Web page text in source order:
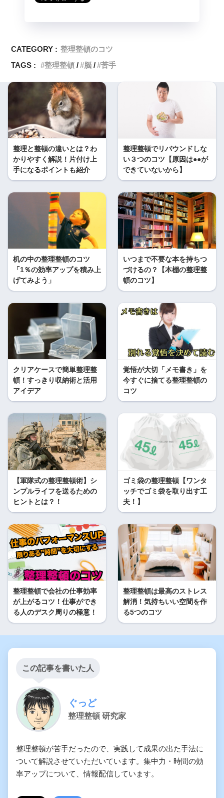
CATEGORY : 整理整頓のコツ
TAGS :
整理整頓 脳 苦手
整理と整頓の違いとは？わ
かりやすく解説！片付け上
手になるポイントも紹介
整理整頓でリバウンドしな
い３つのコツ【原因は●●が
できていないから】
机の中の整理整頓のコツ
「1％の効率アップを積み上
げてみよう」
いつまで不要な本を持ちつ
づけるの？【本棚の整理整
頓のコツ】
クリアケースで簡単整理整
頓！すっきり収納術と活用
アイデア
覚悟が大切「メモ書き」を
今すぐに捨てる整理整頓の
コツ
【軍隊式の整理整頓術】シ
ンプルライフを送るための
ヒントとは？！
ゴミ袋の整理整頓【ワンタ
ッチでゴミ袋を取り出す工
夫！】
整理整頓で会社の仕事効率
が上がるコツ！仕事ができ
る人のデスク周りの極意！
整理整頓は最高のストレス
解消！気持ちいい空間を作
る5つのコツ
この記事を書いた人
ぐっど
整理整頓 研究家
整理整頓が苦手だったので、実践して成果の出た手法に
ついて解説させていただいています。集中力・時間の効
率アップについて、情報配信しています。